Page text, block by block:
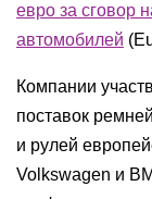
евро за сговор
автомобилей
Компании
поставок
и рулей
Volkswagen и